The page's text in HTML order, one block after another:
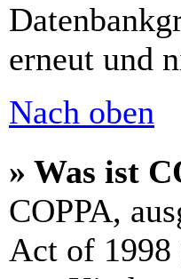
erneut und
Nach oben
» Was ist
COPPA,
Act of 1998